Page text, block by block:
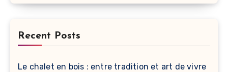
Recent Posts
Le chalet en bois : entre tradition et art de vivre